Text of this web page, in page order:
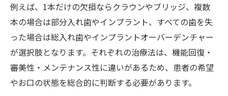
例えば、1本だけの欠損ならクラウンやブリッジ、複数
本の場合は部分入れ歯やインプラント、すべての歯を失
った場合は総入れ歯やインプラントオーバーデンチャー
が選択肢となります。それぞれの治療法は、機能回復・
審美性・メンテナンス性に違いがあるため、患者の希望
やお口の状態を総合的に判断する必要があります。